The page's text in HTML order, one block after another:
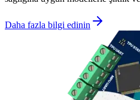
Daha fazla bilgi edinin